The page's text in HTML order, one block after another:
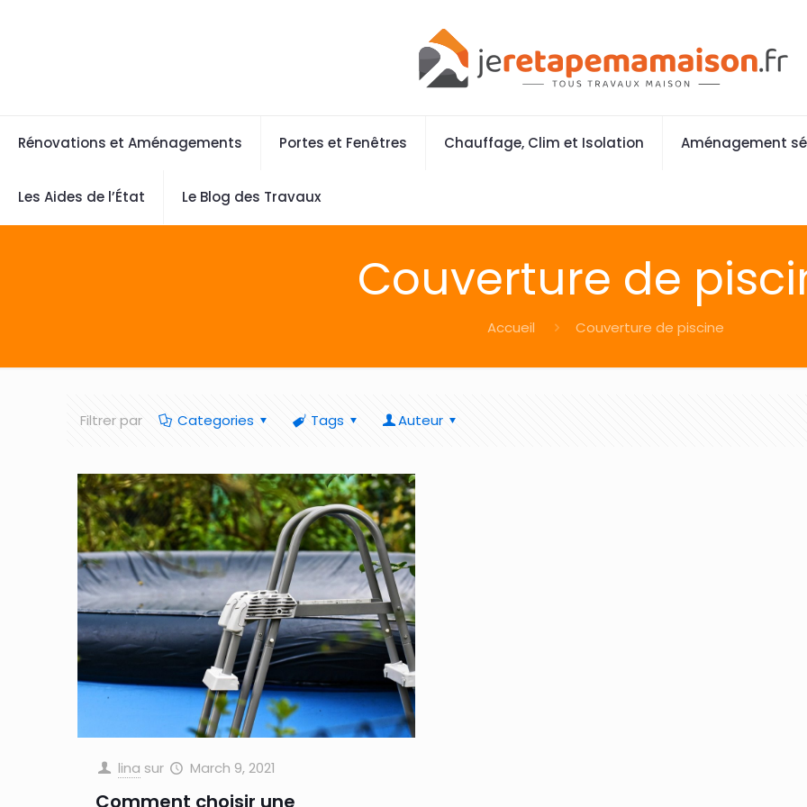
Rénovations et Aménagements Portes et Fenêtres Chauffage, Clim et Isolation Aménagement
Les Aides de l’État Le Blog des Travaux
Couverture de
Accueil Couverture de piscine
Filtrer par Categories Tags Auteur
lina sur March 9, 2021
Comment choisir une